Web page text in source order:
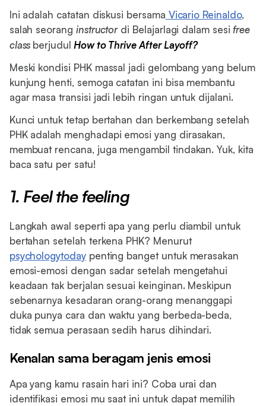
Ini adalah catatan diskusi bersama Vicario Reinaldo,
salah seorang instructordi Belajarlagi dalam sesi free
class berjudul How to Thrive After Layoff?
Meski kondisi PHK massal jadi gelombang yang belum
kunjung henti, semoga catatan ini bisa membantu
agar masa transisi jadi lebih ringan untuk dijalani.
Kunci untuk tetap bertahan dan berkembang setelah
PHK adalah menghadapi emosi yang dirasakan,
membuat rencana, juga mengambil tindakan. Yuk, kita
baca satu per satu!
1. Feel the feeling
Langkah awal seperti apa yang perlu diambil untuk
bertahan setelah terkena PHK? Menurut
psychologytodaypenting banget untuk merasakan
emosi-emosi dengan sadar setelah mengetahui
keadaan tak berjalan sesuai keinginan. Meskipun
sebenarnya kesadaran orang-orang menanggapi
duka punya cara dan waktu yang berbeda-beda,
tidak semua perasaan sedih harus dihindari.
Kenalan sama beragam jenis emosi
Apa yang kamu rasain hari ini? Coba urai dan
identifikasi emosi mu saat ini untuk dapat memilih